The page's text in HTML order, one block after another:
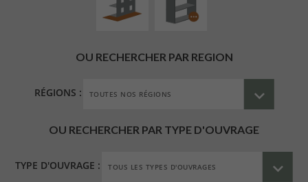
OU RECHERCHER PAR REGION
RÉGIONS :
OU RECHERCHER PAR TYPE D'OUVRAGE
TYPE D'OUVRAGE :